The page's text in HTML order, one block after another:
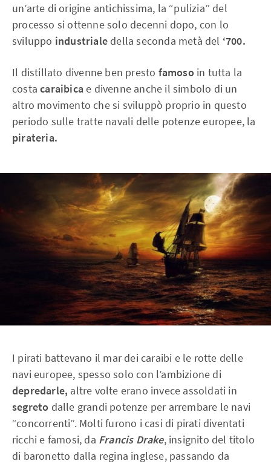
un’arte di origine antichissima, la “pulizia” del
processo si ottenne solo decenni dopo, con lo
sviluppo industrialedella seconda metà del ‘700.
Il distillato divenne ben presto famoso in tutta la
costacaraibica e divenne anche il simbolo di un
altro movimento che si sviluppò proprio in questo
periodo sulle tratte navali delle potenze europee, la
pirateria.
I pirati battevano il mar dei caraibi e le rotte delle
navi europee, spesso solo con l’ambizione di
depredarle, altre volte erano invece assoldati in
segreto dalle grandi potenze per arrembare le navi
“concorrenti”. Molti furono i casi di pirati diventati
ricchi e famosi, da Francis Drake, insignito del titolo
di baronetto dalla regina inglese, passando da